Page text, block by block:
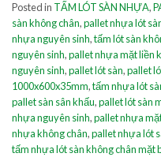
Posted in TẤM LÓT SÀN NHỰA,
sàn không chân,pallet nhựa lót
nhựa nguyên sinh,tấm lót sàn
nguyên sinh,pallet nhựa mặt liền
nguyên sinh,pallet lót sàn,pallet
1000x600x35mm,tấm nhựa lót
pallet sàn sân khấu,pallet lót sàn
nhựa nguyên sinh,pallet nhựa
nhựa không chân,pallet nhựa lót
tấm nhựa lót sàn không chân mặt